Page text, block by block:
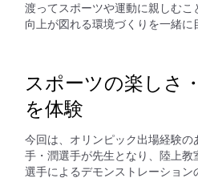
渡ってスポーツや運動に親しむ
向上が図れる環境づくりを一緒に
スポーツの楽しさ
を体験
今回は、オリンピック出場経験の
手・潤選手が先生となり、陸上
選手によるデモンストレーション